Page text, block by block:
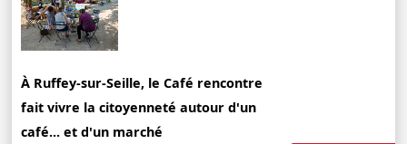
À Ruffey-sur-Seille, le Café rencontre
fait vivre la citoyenneté autour d'un
café... et d'un marché